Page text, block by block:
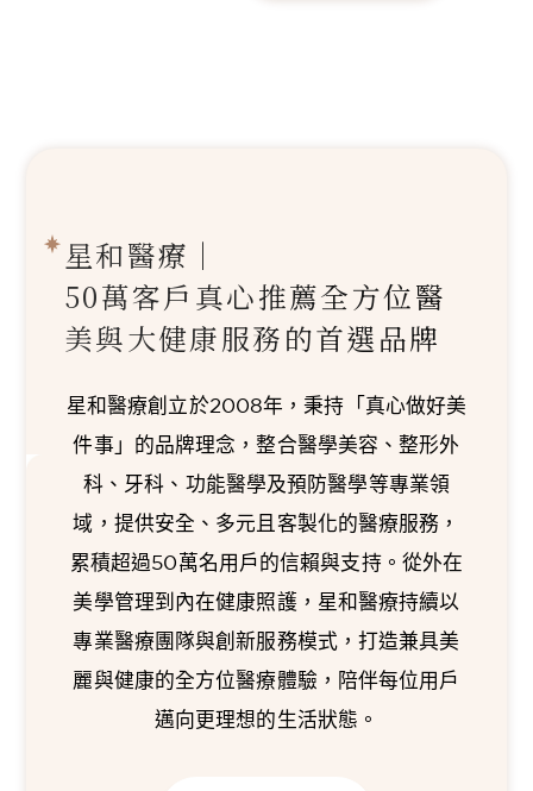
星和醫療｜
50萬客戶真心推薦全方位醫
美與大健康服務的首選品牌
星和醫療創立於2008年，秉持「真心做好美
件事」的品牌理念，整合醫學美容、整形外
科、牙科、功能醫學及預防醫學等專業領
域，提供安全、多元且客製化的醫療服務，
累積超過50萬名用戶的信賴與支持。從外在
美學管理到內在健康照護，星和醫療持續以
專業醫療團隊與創新服務模式，打造兼具美
麗與健康的全方位醫療體驗，陪伴每位用戶
邁向更理想的生活狀態。